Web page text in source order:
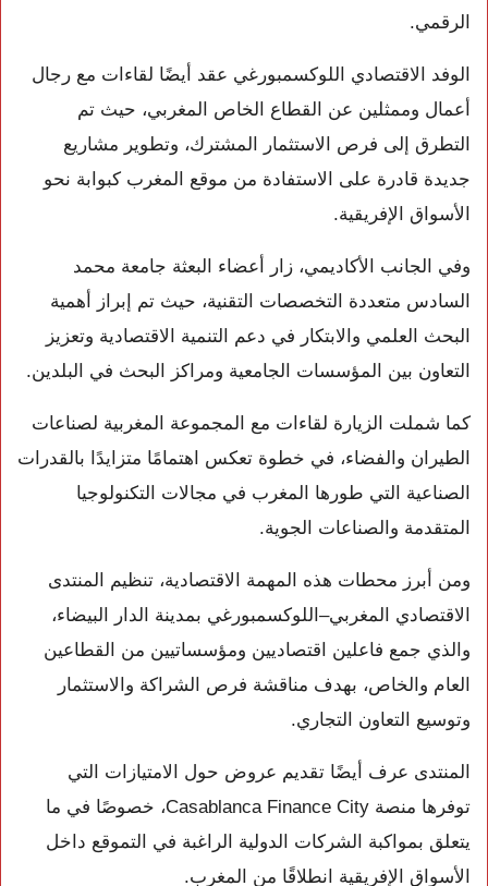
الرقمي.
الوفد الاقتصادي اللوكسمبورغي عقد أيضًا لقاءات مع رجال
أعمال وممثلين عن القطاع الخاص المغربي، حيث تم
التطرق إلى فرص الاستثمار المشترك، وتطوير مشاريع
جديدة قادرة على الاستفادة من موقع المغرب كبوابة نحو
الأسواق الإفريقية.
وفي الجانب الأكاديمي، زار أعضاء البعثة جامعة محمد
السادس متعددة التخصصات التقنية، حيث تم إبراز أهمية
البحث العلمي والابتكار في دعم التنمية الاقتصادية وتعزيز
التعاون بين المؤسسات الجامعية ومراكز البحث في البلدين.
كما شملت الزيارة لقاءات مع المجموعة المغربية لصناعات
الطيران والفضاء، في خطوة تعكس اهتمامًا متزايدًا بالقدرات
الصناعية التي طورها المغرب في مجالات التكنولوجيا
المتقدمة والصناعات الجوية.
ومن أبرز محطات هذه المهمة الاقتصادية، تنظيم المنتدى
الاقتصادي المغربي–اللوكسمبورغي بمدينة الدار البيضاء،
والذي جمع فاعلين اقتصاديين ومؤسساتيين من القطاعين
العام والخاص، بهدف مناقشة فرص الشراكة والاستثمار
وتوسيع التعاون التجاري.
المنتدى عرف أيضًا تقديم عروض حول الامتيازات التي
توفرها منصة Casablanca Finance City، خصوصًا في ما
يتعلق بمواكبة الشركات الدولية الراغبة في التموقع داخل
الأسواق الإفريقية انطلاقًا من المغرب.